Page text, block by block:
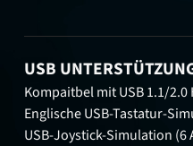
USB
Kompaitbel mit USB 1.1/2.0
Englische USB-Tastatur-
USB-Joystick-Simulation (6